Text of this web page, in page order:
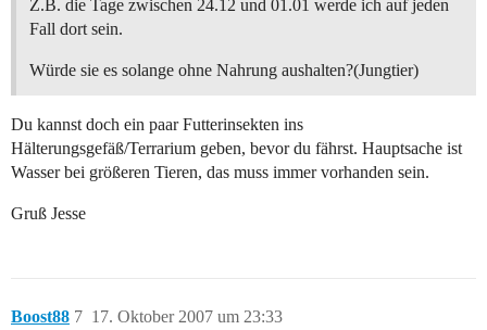
Z.B. die Tage zwischen 24.12 und 01.01 werde ich auf jeden
Fall dort sein.
Würde sie es solange ohne Nahrung aushalten?(Jungtier)
Du kannst doch ein paar Futterinsekten ins
Hälterungsgefäß/Terrarium geben, bevor du fährst. Hauptsache ist
Wasser bei größeren Tieren, das muss immer vorhanden sein.
Gruß Jesse
Boost88 17. Oktober 2007 um 23:33
7